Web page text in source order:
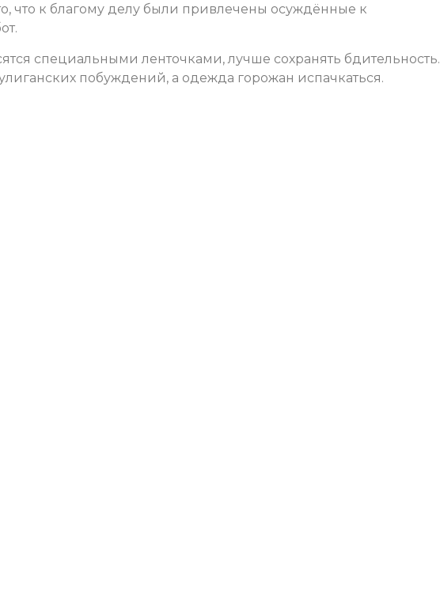
что к благому делу были привлечены осуждённые к
специальными ленточками, лучше сохранять бдительность.
побуждений, а одежда горожан испачкаться.